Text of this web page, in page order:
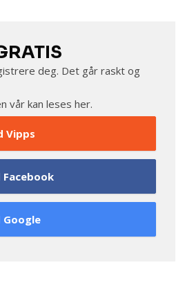
deg. Det går raskt og
vår kan lesesher.
Vipps
Facebook
Google